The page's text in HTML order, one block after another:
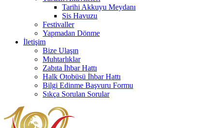
Tarihi Akkuyu Meydanı
Sis Havuzu
Festivaller
Yapmadan Dönme
İletişim
Bize Ulaşın
Muhtarlıklar
Zabıta İhbar Hattı
Halk Otobüsü İhbar Hattı
Bilgi Edinme Başvuru Formu
Sıkça Sorulan Sorular